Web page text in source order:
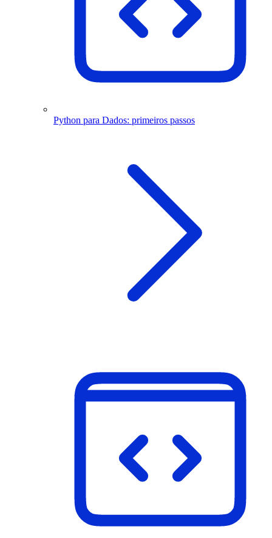
Python para Dados: primeiros passos